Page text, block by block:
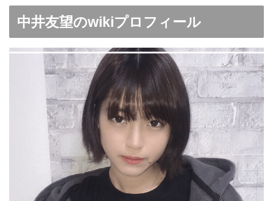
中井友望のwikiプロフィール